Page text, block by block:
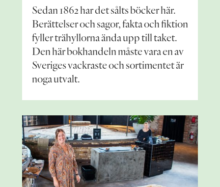
Sedan 1862 har det sålts böcker här.
Berättelser och sagor, fakta och fiktion
fyller trähyllorna ända upp till taket.
Den här bokhandeln måste vara en av
Sveriges vackraste och sortimentet är
noga utvalt.